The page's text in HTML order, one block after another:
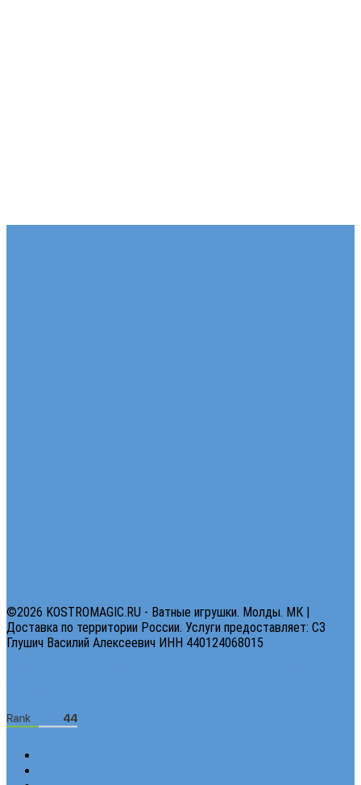
©2026 KOSTROMAGIC.RU - Ватные игрушки. Молды. МК |
Доставка по территории России. Услуги предоставляет: СЗ
Глушич Василий Алексеевич ИНН 440124068015